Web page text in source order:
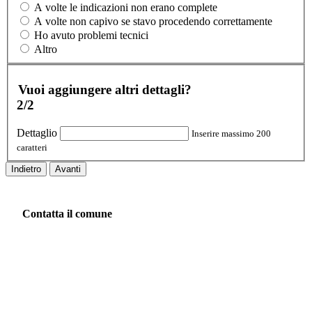
A volte le indicazioni non erano complete
A volte non capivo se stavo procedendo correttamente
Ho avuto problemi tecnici
Altro
Vuoi aggiungere altri dettagli?
2/2
Dettaglio
Inserire massimo 200
caratteri
Indietro Avanti
Contatta il comune